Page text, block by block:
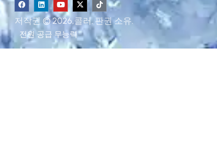
저작권 © 2026,콜러. 판권 소유.
전원 공급 무능력